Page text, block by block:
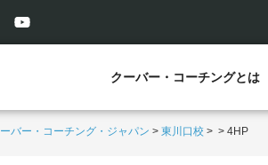
クーバー・コーチングとは
バー・コーチング・ジャパン > 東川口校 > > 4HP